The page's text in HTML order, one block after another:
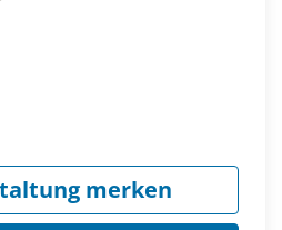
merken